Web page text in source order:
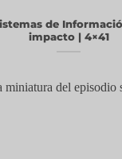
de
impacto | 4×41